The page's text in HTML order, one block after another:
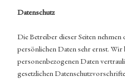
Datenschutz
Die Betreiber dieser Seiten nehmen
persönlichen Daten sehr ernst. Wir
personenbezogenen Daten
gesetzlichen